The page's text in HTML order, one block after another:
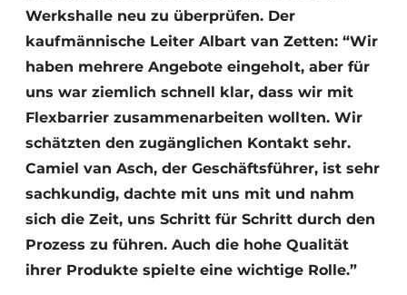
Werkshalle neu zu überprüfen. Der
kaufmännische Leiter Albart van Zetten: “Wir
haben mehrere Angebote eingeholt, aber für
uns war ziemlich schnell klar, dass wir mit
Flexbarrier zusammenarbeiten wollten. Wir
schätzten den zugänglichen Kontakt sehr.
Camiel van Asch, der Geschäftsführer, ist sehr
sachkundig, dachte mit uns mit und nahm
sich die Zeit, uns Schritt für Schritt durch den
Prozess zu führen. Auch die hohe Qualität
ihrer Produkte spielte eine wichtige Rolle.”